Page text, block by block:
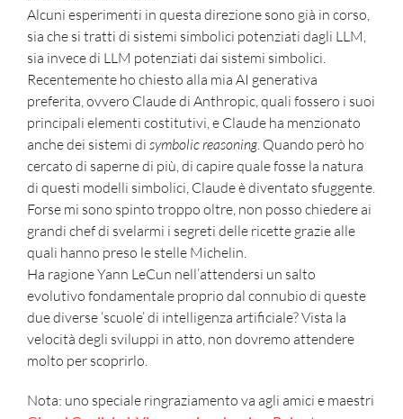
Alcuni esperimenti in questa direzione sono già in corso,
sia che si tratti di sistemi simbolici potenziati dagli LLM,
sia invece di LLM potenziati dai sistemi simbolici.
Recentemente ho chiesto alla mia AI generativa
preferita, ovvero Claude di Anthropic, quali fossero i suoi
principali elementi costitutivi, e Claude ha menzionato
anche dei sistemi di symbolic reasoning. Quando però ho
cercato di saperne di più, di capire quale fosse la natura
di questi modelli simbolici, Claude è diventato sfuggente.
Forse mi sono spinto troppo oltre, non posso chiedere ai
grandi chef di svelarmi i segreti delle ricette grazie alle
quali hanno preso le stelle Michelin.
Ha ragione Yann LeCun nell’attendersi un salto
evolutivo fondamentale proprio dal connubio di queste
due diverse ‘scuole’ di intelligenza artificiale? Vista la
velocità degli sviluppi in atto, non dovremo attendere
molto per scoprirlo.
Nota: uno speciale ringraziamento va agli amici e maestri